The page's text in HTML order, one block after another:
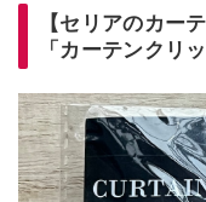
【セリアのカー
「カーテンクリ